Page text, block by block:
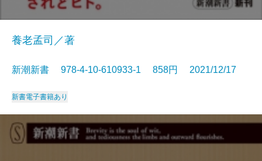
養老孟司／著
新潮新書 978-4-10-610933-1 858円 2021/12/17
新書電子書籍あり